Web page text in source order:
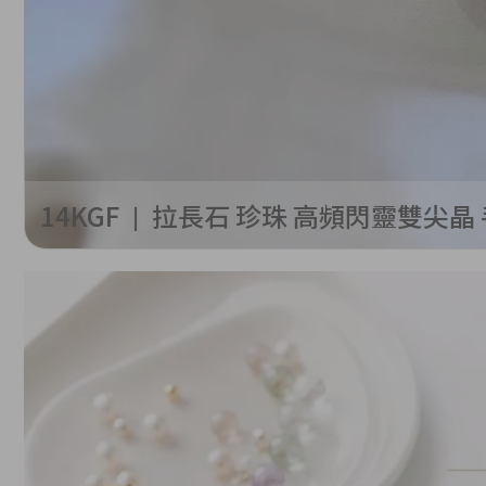
14KGF ❘ 拉長石 珍珠 高頻閃靈雙尖晶